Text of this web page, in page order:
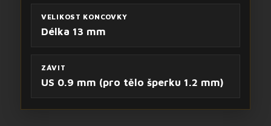
VELIKOST KONCOVKY
Délka 13 mm
ZÁVIT
US 0.9 mm (pro tělo šperku 1.2 mm)